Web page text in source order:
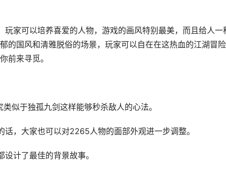
家可以培养喜爱的人物，游戏的画风特别最美，而且给人一
的国风和清雅脱俗的场景，玩家可以自在在这热血的江湖冒
前来寻觅。
似于独孤九剑这样能够秒杀敌人的心法。
，大家也可以对2265人物的面部外观进一步调整。
计了最佳的背景故事。